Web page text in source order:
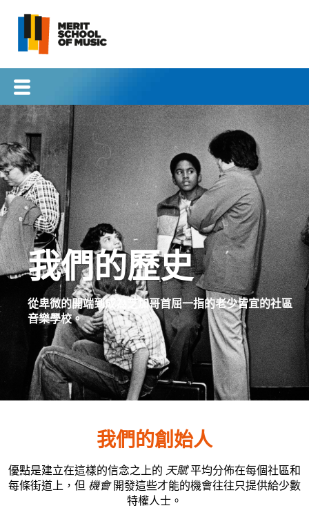
我們的歷史
從卑微的開端到成為芝加哥首屈一指的老少皆宜的社區
音樂學校。
我們的創始人
優點是建立在這樣的信念之上的 天賦平均分佈在每個社區和
每條街道上，但 機會開發這些才能的機會往往只提供給少數
特權人士。